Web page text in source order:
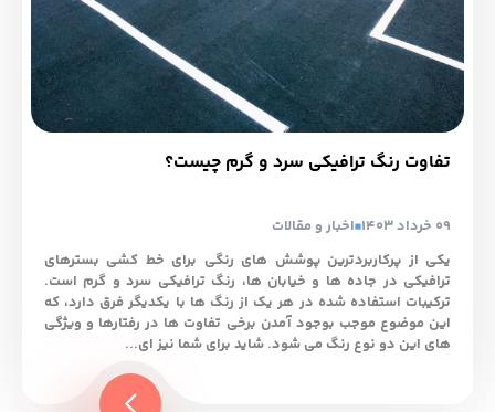
تفاوت رنگ ترافیکی سرد و گرم چیست؟
09 خرداد 1403
اخبار و مقالات
یکی از پرکاربردترین پوشش های رنگی برای خط کشی بسترهای
ترافیکی در جاده ها و خیابان ها، رنگ ترافیکی سرد و گرم است.
ترکیبات استفاده شده در هر یک از رنگ ها با یکدیگر فرق دارد، که
این موضوع موجب بوجود آمدن برخی تفاوت ها در رفتارها و ویژگی
های این دو نوع رنگ می شود. شاید برای شما نیز ای...